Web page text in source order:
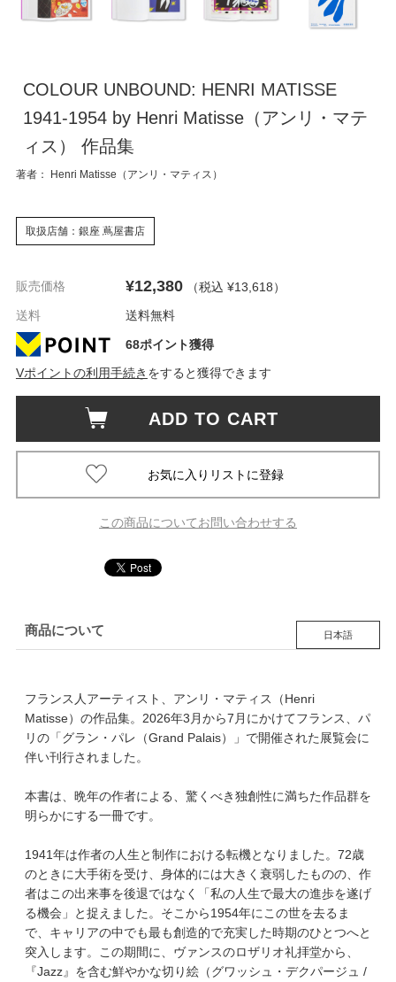
COLOUR UNBOUND: HENRI MATISSE
1941-1954 by Henri Matisse（アンリ・マテ
ィス） 作品集
著者： Henri Matisse（アンリ・マティス）
取扱店舗：銀座 蔦屋書店
販売価格 ¥12,380 （税込 ¥13,618）
送料
送料無料
68ポイント獲得
Vポイントの利用手続き をすると獲得できます
ADD TO CART
この商品についてお問い合わせする
商品について 日本語
フランス人アーティスト、アンリ・マティス（Henri
Matisse）の作品集。2026年3月から7月にかけてフランス、パ
リの「グラン・パレ（Grand Palais）」で開催された展覧会に
伴い刊行されました。
本書は、晩年の作者による、驚くべき独創性に満ちた作品群を
明らかにする一冊です。
1941年は作者の人生と制作における転機となりました。72歳
のときに大手術を受け、身体的には大きく衰弱したものの、作
者はこの出来事を後退ではなく「私の人生で最大の進歩を遂げ
る機会」と捉えました。そこから1954年にこの世を去るま
で、キャリアの中でも最も創造的で充実した時期のひとつへと
突入します。この期間に、ヴァンスのロザリオ礼拝堂から、
『Jazz』を含む鮮やかな切り絵（グワッシュ・デクパージュ /